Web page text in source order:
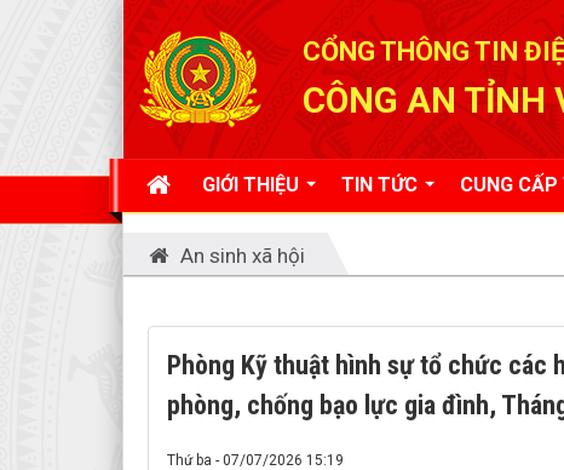
CỔNG THÔNG TIN
CÔNG AN TỈNH
GIỚI THIỆU TIN TỨC CUNG
An sinh xã hội
Phòng Kỹ thuật hình sự tổ chức các
phòng, chống bạo lực gia đình,
Thứ ba - 07/07/2026 15:19